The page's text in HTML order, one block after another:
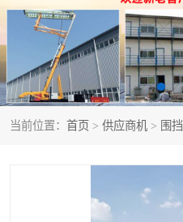
当前位置： 首页 > 供应商机 > 围挡
高空瓦机租赁
CZ型钢
PC多层板
建筑围挡